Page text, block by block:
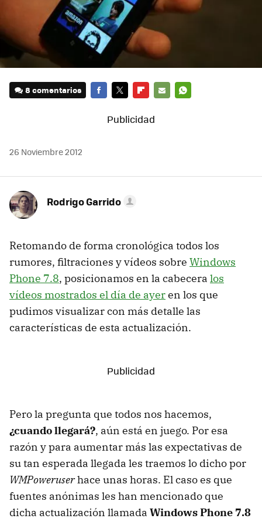
8 comentarios
MAIL
26 Noviembre 2012
Rodrigo Garrido
Retomando de forma cronológica todos los
rumores, filtraciones y vídeos sobre Windows
Phone 7.8, posicionamos en la cabecera los
vídeos mostrados el día de ayeren los que
pudimos visualizar con más detalle las
características de esta actualización.
Pero la pregunta que todos nos hacemos,
¿cuando llegará?, aún está en juego. Por esa
razón y para aumentar más las expectativas de
su tan esperada llegada les traemos lo dicho por
WMPoweruserhace unas horas. El caso es que
fuentes anónimas les han mencionado que
dicha actualización llamada Windows Phone 7.8